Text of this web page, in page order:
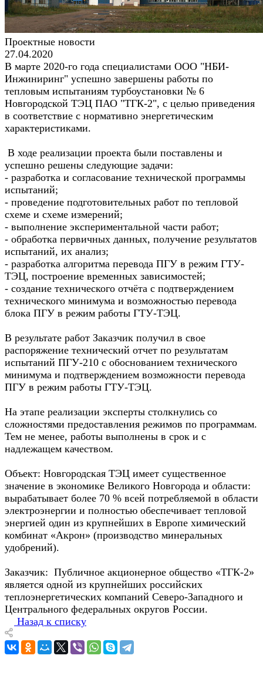
Проектные новости
27.04.2020
В марте 2020-го года специалистами ООО "НБИ-
Инжиниринг" успешно завершены работы по
тепловым испытаниям турбоустановки № 6
Новгородской ТЭЦ ПАО "ТГК-2", с целью приведения
в соответствие с нормативно энергетическим
характеристиками.
В ходе реализации проекта были поставлены и
успешно решены следующие задачи:
- разработка и согласование технической программы
испытаний;
- проведение подготовительных работ по тепловой
схеме и схеме измерений;
- выполнение экспериментальной части работ;
- обработка первичных данных, получение результатов
испытаний, их анализ;
- разработка алгоритма перевода ПГУ в режим ГТУ-
ТЭЦ, построение временных зависимостей;
- создание технического отчёта с подтверждением
технического минимума и возможностью перевода
блока ПГУ в режим работы ГТУ-ТЭЦ.
В результате работ Заказчик получил в свое
распоряжение технический отчет по результатам
испытаний ПГУ-210 с обоснованием технического
минимума и подтверждением возможности перевода
ПГУ в режим работы ГТУ-ТЭЦ.
На этапе реализации эксперты столкнулись со
сложностями предоставления режимов по программам.
Тем не менее, работы выполнены в срок и с
надлежащем качеством.
Объект: Новгородская ТЭЦ имеет существенное
значение в экономике Великого Новгорода и области:
вырабатывает более 70 % всей потребляемой в области
электроэнергии и полностью обеспечивает тепловой
энергией один из крупнейших в Европе химический
комбинат «Акрон» (производство минеральных
удобрений).
Заказчик: Публичное акционерное общество «ТГК-2»
является одной из крупнейших российских
теплоэнергетических компаний Северо-Западного и
Центрального федеральных округов России.
Назад к списку